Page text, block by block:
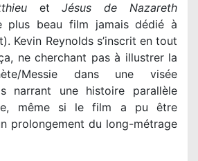
etJésus de Nazareth
plus beau film jamais dédié à
Kevin Reynolds s’inscrit en tout
ne cherchant pas à illustrer la
Messie dans une visée
narrant une histoire parallèle
même si le film a pu être
prolongement du long-métrage